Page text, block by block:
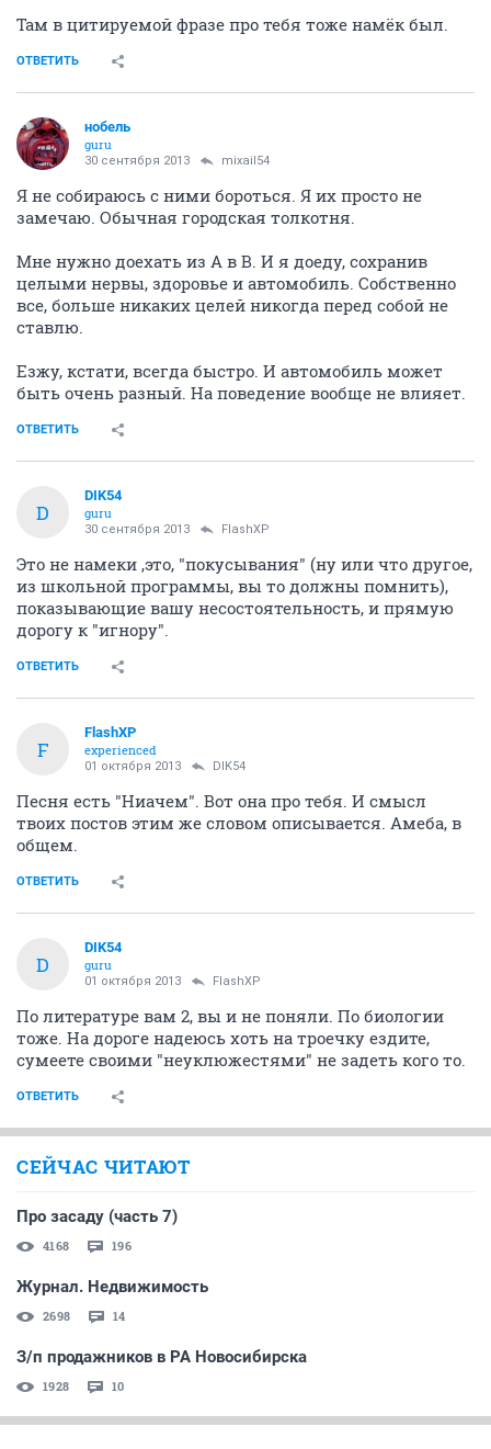
Там в цитируемой фразе про тебя тоже намёк был.
ОТВЕТИТЬ
нобель
guru
30 сентября 2013 mixail54
Я не собираюсь с ними бороться. Я их просто не
замечаю. Обычная городская толкотня.
Мне нужно доехать из А в В. И я доеду, сохранив
целыми нервы, здоровье и автомобиль. Собственно
все, больше никаких целей никогда перед собой не
ставлю.
Езжу, кстати, всегда быстро. И автомобиль может
быть очень разный. На поведение вообще не влияет.
ОТВЕТИТЬ
D
DIK54
guru
30 сентября 2013 FlashXP
Это не намеки ,это, "покусывания" (ну или что другое,
из школьной программы, вы то должны помнить),
показывающие вашу несостоятельность, и прямую
дорогу к "игнору".
ОТВЕТИТЬ
F
FlashXP
experienced
01 октября 2013 DIK54
Песня есть "Ниачем". Вот она про тебя. И смысл
твоих постов этим же словом описывается. Амеба, в
общем.
ОТВЕТИТЬ
D
DIK54
guru
01 октября 2013 FlashXP
По литературе вам 2, вы и не поняли. По биологии
тоже. На дороге надеюсь хоть на троечку ездите,
сумеете своими "неуклюжестями" не задеть кого то.
ОТВЕТИТЬ
СЕЙЧАС ЧИТАЮТ
Про засаду (часть 7)
4168 196
Журнал. Недвижимость
2698 14
З/п продажников в РА Новосибирска
1928 10